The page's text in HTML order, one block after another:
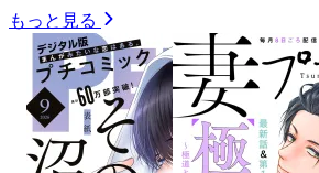
もっと見る